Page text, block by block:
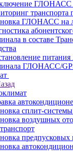
транспорта
ГЛОНАСС на
в составе
питания
ГЛОНАСС/
сплит-
воздушных
предпусковых